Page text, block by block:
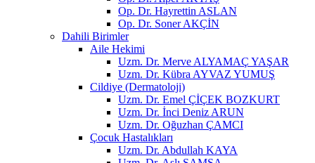
Op. Dr. Hayrettin ASLAN
Op. Dr. Soner AKÇİN
Dahili Birimler
Aile Hekimi
Uzm. Dr. Merve ALYAMAÇ YAŞAR
Uzm. Dr. Kübra AYVAZ YUMUŞ
Cildiye (Dermatoloji)
Uzm. Dr. Emel ÇİÇEK BOZKURT
Uzm. Dr. İnci Deniz ARUN
Uzm. Dr. Oğuzhan ÇAMCI
Çocuk Hastalıkları
Uzm. Dr. Abdullah KAYA